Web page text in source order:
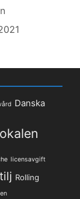
Danska
licensavgift
Rolling